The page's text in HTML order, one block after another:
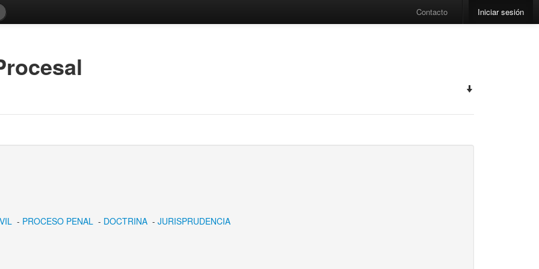
Contacto Iniciar sesión
- PROCESO PENAL- DOCTRINA- JURISPRUDENCIA